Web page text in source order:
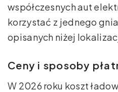
współczesnych aut
korzystać z jednego
opisanych niżej
Ceny i sposoby
W 2026 roku koszt